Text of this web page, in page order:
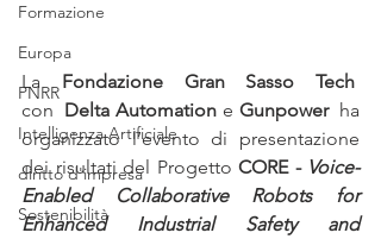
Formazione
Europa
PNRR
Intelligenza Artificiale
diritto d'impresa
Sostenibilità
La Fondazione Gran Sasso Tech
con Delta Automation e Gunpower ha
organizzato l’evento di presentazione
dei risultati del Progetto CORE - Voice-
Enabled Collaborative Robots for
Enhanced Industrial Safety and